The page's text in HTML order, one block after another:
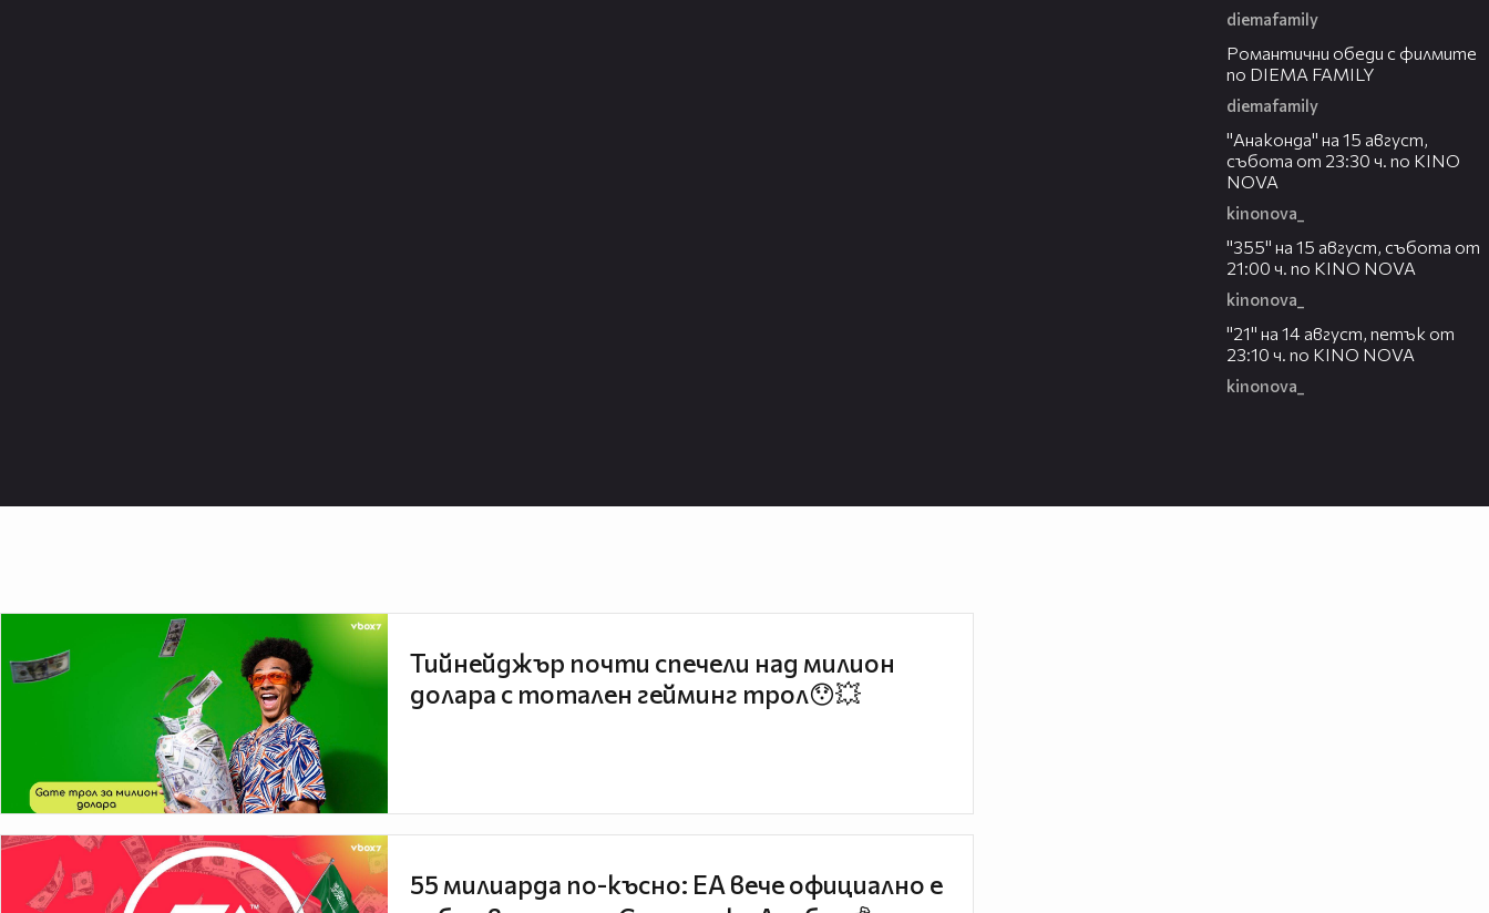
diemafamily
Романтични обеди с филмите
по DIEMA FAMILY
diemafamily
"Анаконда" на 15 август,
събота от 23:30 ч. по KINO
NOVA
kinonova_
"355" на 15 август, събота от
21:00 ч. по KINO NOVA
kinonova_
"21" на 14 август, петък от
23:10 ч. по KINO NOVA
kinonova_
Тийнейджър почти спечели над милион
долара с тотален гейминг трол😯💥
55 милиарда по-късно: EA вече официално е